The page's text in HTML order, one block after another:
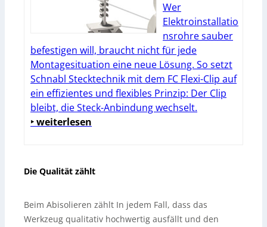
Wer
Elektroinstallatio
nsrohre sauber
befestigen will, braucht nicht für jede
Montagesituation eine neue Lösung. So setzt
Schnabl Stecktechnik mit dem FC Flexi-Clip auf
ein effizientes und flexibles Prinzip: Der Clip
bleibt, die Steck-Anbindung wechselt.
‣ weiterlesen
Die Qualität zählt
Beim Abisolieren zählt In jedem Fall, dass das
Werkzeug qualitativ hochwertig ausfällt und den